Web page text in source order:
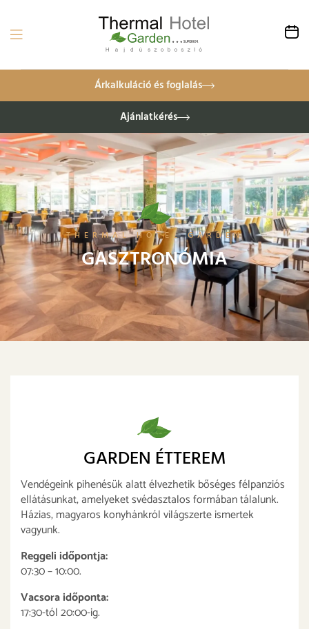
Árkalkuláció és foglalás
Ajánlatkérés
THERMAL HOTEL GARDEN
GASZTRONÓMIA
GARDEN ÉTTEREM
Vendégeink pihenésük alatt élvezhetik bőséges félpanziós
ellátásunkat, amelyeket svédasztalos formában tálalunk.
Házias, magyaros konyhánkról világszerte ismertek
vagyunk.
Reggeli időpontja:
07:30 – 10:00.
Vacsora időponta:
17:30-tól 20:00-ig.